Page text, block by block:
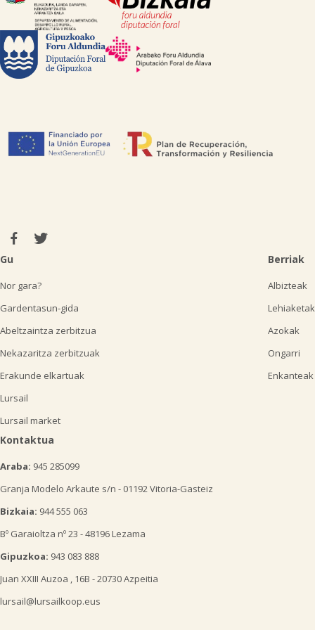

Gu
Nor gara?
Gardentasun-gida
Abeltzaintza zerbitzua
Nekazaritza zerbitzuak
Erakunde elkartuak
Lursail
Lursail market
Berriak
Albizteak
Lehiaketak
Azokak
Ongarri
Enkanteak
Kontaktua
Araba: 945 285099
Granja Modelo Arkaute s/n - 01192 Vitoria-Gasteiz
Bizkaia: 944 555 063
Bº Garaioltza nº 23 - 48196 Lezama
Gipuzkoa: 943 083 888
Juan XXIII Auzoa , 16B - 20730 Azpeitia
lursail@lursailkoop.eus